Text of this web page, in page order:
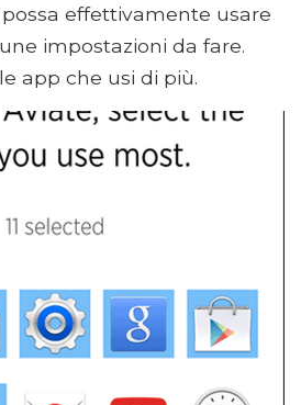
effettivamente usare
impostazioni da fare.
app che usi di più.